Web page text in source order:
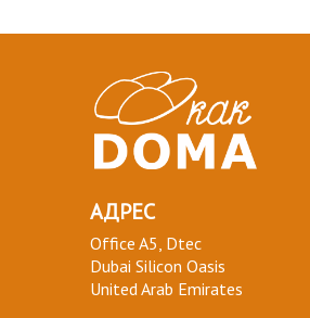
АДРЕС
Office A5, Dtec
Dubai Silicon Oasis
United Arab Emirates